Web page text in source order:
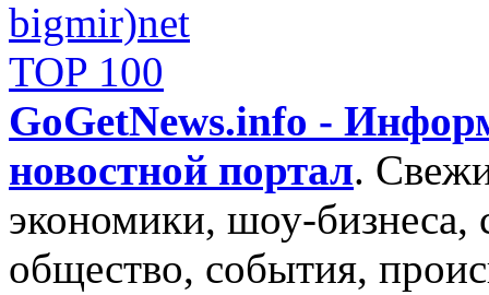
GoGetNews.info -
новостной портал.
экономики, шоу-бизнеса,
общество, события,